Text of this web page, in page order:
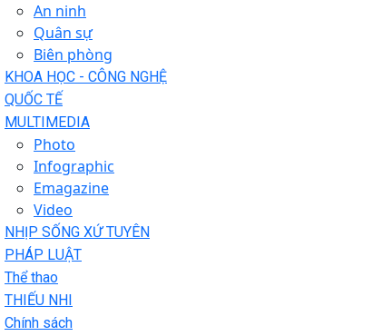
An ninh
Quân sự
Biên phòng
KHOA HỌC - CÔNG NGHỆ
QUỐC TẾ
MULTIMEDIA
Photo
Infographic
Emagazine
Video
NHỊP SỐNG XỨ TUYÊN
PHÁP LUẬT
Thể thao
THIẾU NHI
Chính sách